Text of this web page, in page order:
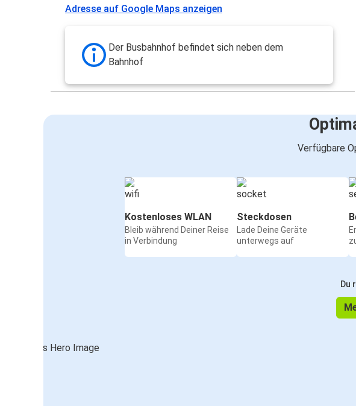
Adresse auf Google Maps anzeigen
Der Busbahnhof befindet sich neben dem
Bahnhof
Verfügbare
Kostenloses WLAN
Bleib während Deiner Reise
in Verbindung
Steckdosen
Lade Deine Geräte
unterwegs auf
Du